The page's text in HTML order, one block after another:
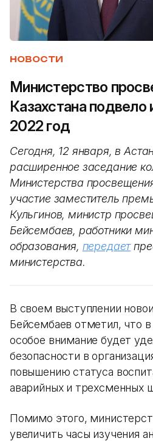
НОВОСТИ
Министерство
Казахстана подвело
2022 год
Сегодня, 12 января, в
расширенное заседание
Министерства
участие заместитель
Кульгинов, министр
Бейсембаев, работники
образования, передает
министерства.
В своем выступлении
Бейсембаев отметил, что
особое внимание будет
безопасности в
повышению статуса
аварийных и трехсменных
Помимо этого,
увеличить часы изучения